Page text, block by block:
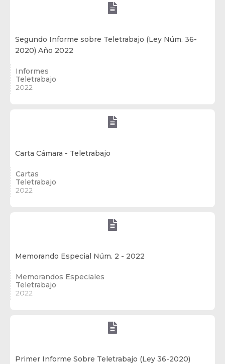

Segundo Informe sobre Teletrabajo (Ley Núm. 36-
2020) Año 2022
Informes
Teletrabajo
2022

Carta Cámara - Teletrabajo
Cartas
Teletrabajo
2022

Memorando Especial Núm. 2 - 2022
Memorandos Especiales
Teletrabajo
2022

Primer Informe Sobre Teletrabajo (Ley 36-2020)